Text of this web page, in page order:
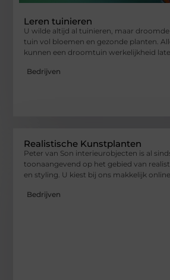
Leren tuinieren
U wilde altijd al tuinieren, maar
tuin vol bloemen en gezonde planten.
kunnen een droomtuin werkelijkheid
Bedrijven
Realistische Kunstplanten
Peter van Son interieurobjecten is al
toonaangevend op het gebied van
en styling. U kiest bij ons makkelijk
Bedrijven